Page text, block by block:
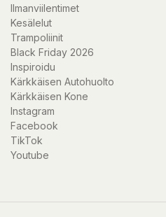
Ilmanviilentimet
Kesälelut
Trampoliinit
Black Friday 2026
Inspiroidu
Kärkkäisen Autohuolto
Kärkkäisen Kone
Instagram
Facebook
TikTok
Youtube